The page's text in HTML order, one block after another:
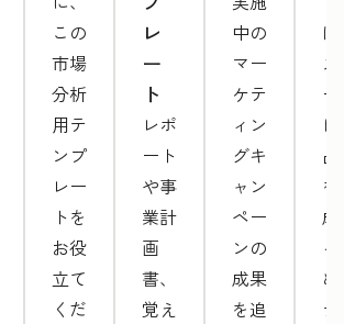
この
市場
分析
用テ
ンプ
レー
トを
お役
立て
くだ
レ
ー
ト
レポ
ート
や事
業計
画
書、
覚え
中の
マー
ケテ
ィン
グキ
ャン
ペー
ンの
成果
を追